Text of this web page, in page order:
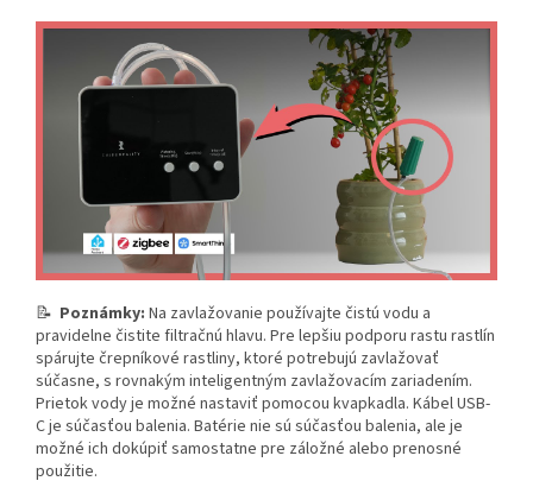
📝 Poznámky: Na zavlažovanie používajte čistú vodu a
pravidelne čistite filtračnú hlavu. Pre lepšiu podporu rastu rastlín
spárujte črepníkové rastliny, ktoré potrebujú zavlažovať
súčasne, s rovnakým inteligentným zavlažovacím zariadením.
Prietok vody je možné nastaviť pomocou kvapkadla. Kábel USB-
C je súčasťou balenia. Batérie nie sú súčasťou balenia, ale je
možné ich dokúpiť samostatne pre záložné alebo prenosné
použitie.